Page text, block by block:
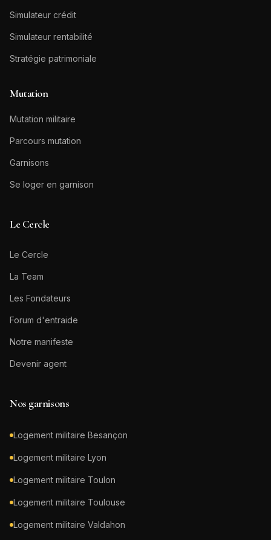
Simulateur crédit
Simulateur rentabilité
Stratégie patrimoniale
Mutation
Mutation militaire
Parcours mutation
Garnisons
Se loger en garnison
Le Cercle
Le Cercle
La Team
Les Fondateurs
Forum d'entraide
Notre manifeste
Devenir agent
Nos garnisons
Logement militaire Besançon
Logement militaire Lyon
Logement militaire Toulon
Logement militaire Toulouse
Logement militaire Valdahon